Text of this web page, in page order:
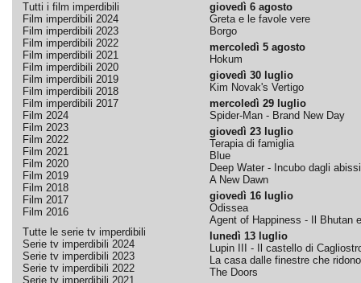
Tutti i film imperdibili
Film imperdibili 2024
Film imperdibili 2023
Film imperdibili 2022
Film imperdibili 2021
Film imperdibili 2020
Film imperdibili 2019
Film imperdibili 2018
Film imperdibili 2017
Film 2024
Film 2023
Film 2022
Film 2021
Film 2020
Film 2019
Film 2018
Film 2017
Film 2016
Tutte le serie tv imperdibili
Serie tv imperdibili 2024
Serie tv imperdibili 2023
Serie tv imperdibili 2022
Serie tv imperdibili 2021
giovedì 6 agosto
Greta e le favole vere
Borgo
mercoledì 5 agosto
Hokum
giovedì 30 luglio
Kim Novak's Vertigo
mercoledì 29 luglio
Spider-Man - Brand New Day
giovedì 23 luglio
Terapia di famiglia
Blue
Deep Water - Incubo dagli abissi
A New Dawn
giovedì 16 luglio
Odissea
Agent of Happiness - Il Bhutan
lunedì 13 luglio
Lupin III - Il castello di
La casa dalle finestre che ridono
The Doors